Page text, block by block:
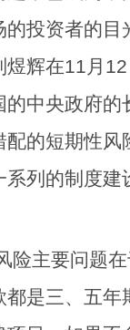
投资者的目
辉在11月
中央政府的
的短期性风
列的制度建
主要问题在
是三、五年